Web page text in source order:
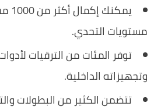
مستويات التحدي.
توفر المئات من الترقيات
وتجهيزاته الداخلية.
تتضمن الكثير من البطولات